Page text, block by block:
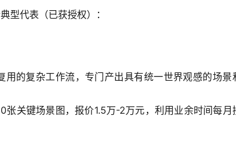
型代表（已获授权）：
的复杂工作流，专门产出具有统一世界观感的场景
张关键场景图，报价1.5万-2万元，利用业余时间每月